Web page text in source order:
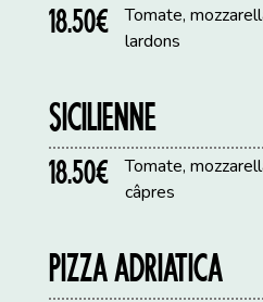
18.50€
Tomate,
lardons
SICILIENNE
18.50€
Tomate,
câpres
PIZZA ADRIATICA